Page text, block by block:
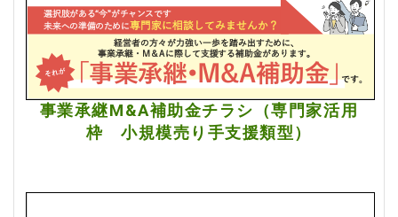
事業承継M&A補助金チラシ（専門家活用
枠 小規模売り手支援類型）